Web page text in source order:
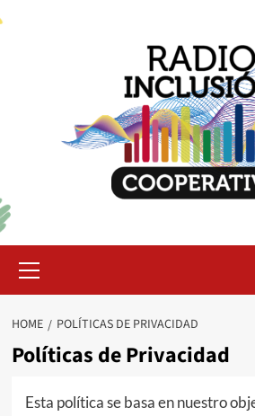
Menu
HOME POLÍTICAS DE PRIVACIDAD
Políticas de Privacidad
Esta política se basa en nuestro